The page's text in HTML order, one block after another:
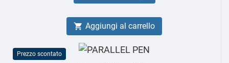
 Aggiungi al carrello
Prezzo scontato